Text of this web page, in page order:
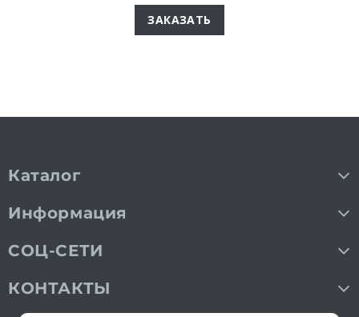
ЗАКАЗАТЬ
Каталог
Информация
СОЦ-СЕТИ
КОНТАКТЫ